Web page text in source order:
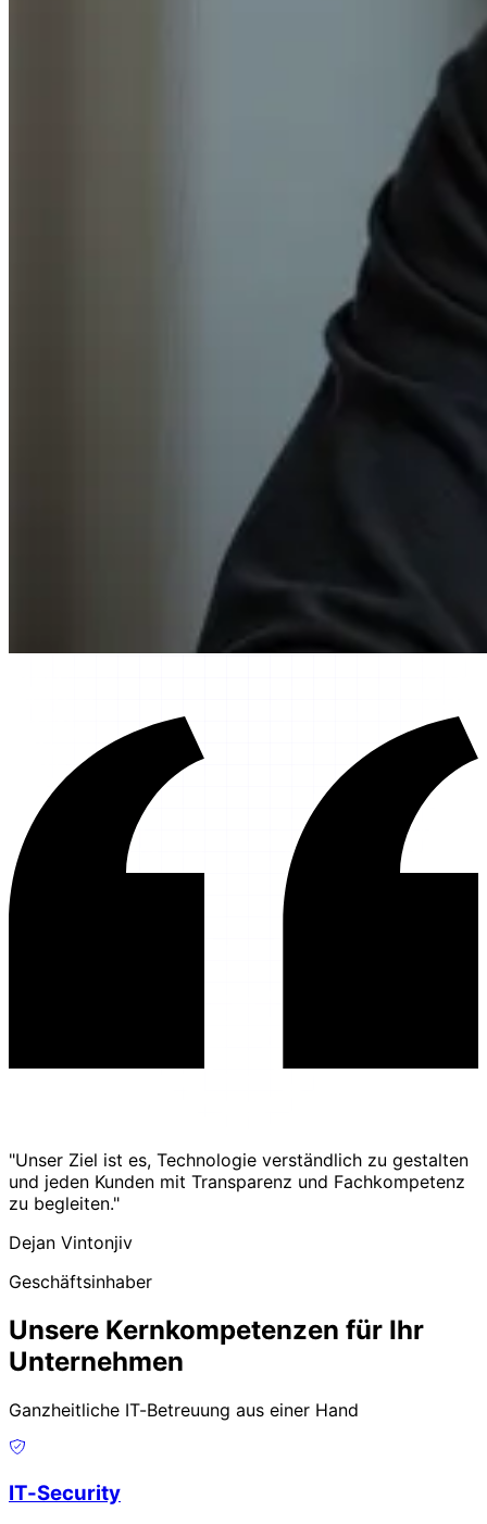
"Unser Ziel ist es, Technologie verständlich zu gestalten
und jeden Kunden mit Transparenz und Fachkompetenz
zu begleiten."
Dejan Vintonjiv
Geschäftsinhaber
Unsere Kernkompetenzen für Ihr
Unternehmen
Ganzheitliche IT-Betreuung aus einer Hand
IT-Security